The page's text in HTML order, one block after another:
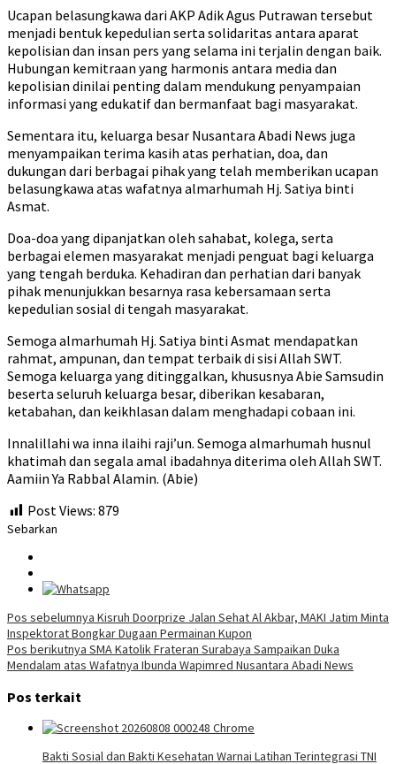
Ucapan belasungkawa dari AKP Adik Agus Putrawan tersebut
menjadi bentuk kepedulian serta solidaritas antara aparat
kepolisian dan insan pers yang selama ini terjalin dengan baik.
Hubungan kemitraan yang harmonis antara media dan
kepolisian dinilai penting dalam mendukung penyampaian
informasi yang edukatif dan bermanfaat bagi masyarakat.
Sementara itu, keluarga besar Nusantara Abadi News juga
menyampaikan terima kasih atas perhatian, doa, dan
dukungan dari berbagai pihak yang telah memberikan ucapan
belasungkawa atas wafatnya almarhumah Hj. Satiya binti
Asmat.
Doa-doa yang dipanjatkan oleh sahabat, kolega, serta
berbagai elemen masyarakat menjadi penguat bagi keluarga
yang tengah berduka. Kehadiran dan perhatian dari banyak
pihak menunjukkan besarnya rasa kebersamaan serta
kepedulian sosial di tengah masyarakat.
Semoga almarhumah Hj. Satiya binti Asmat mendapatkan
rahmat, ampunan, dan tempat terbaik di sisi Allah SWT.
Semoga keluarga yang ditinggalkan, khususnya Abie Samsudin
beserta seluruh keluarga besar, diberikan kesabaran,
ketabahan, dan keikhlasan dalam menghadapi cobaan ini.
Innalillahi wa inna ilaihi raji’un. Semoga almarhumah husnul
khatimah dan segala amal ibadahnya diterima oleh Allah SWT.
Aamiin Ya Rabbal Alamin. (Abie)
Post Views: 879
Sebarkan
Navigasi
pos
Pos sebelumnya Kisruh Doorprize Jalan Sehat Al Akbar, MAKI Jatim Minta
Inspektorat Bongkar Dugaan Permainan Kupon
Pos berikutnya SMA Katolik Frateran Surabaya Sampaikan Duka
Mendalam atas Wafatnya Ibunda Wapimred Nusantara Abadi News
Pos terkait
Bakti Sosial dan Bakti Kesehatan Warnai Latihan Terintegrasi TNI